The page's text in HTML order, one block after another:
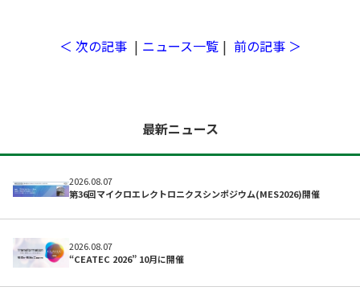
＜ 次の記事 | ニュース一覧 | 前の記事 ＞
最新ニュース
2026.08.07
第36回マイクロエレクトロニクスシンポジウム(MES2026)開催
2026.08.07
“CEATEC 2026” 10月に開催